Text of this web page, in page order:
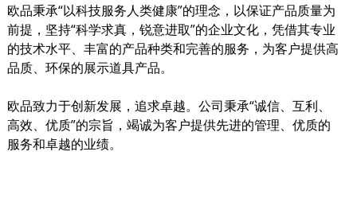
欧品秉承“以科技服务人类健康”的理念，以保证产品质量为
前提，坚持“科学求真，锐意进取”的企业文化，凭借其专业
的技术水平、丰富的产品种类和完善的服务，为客户提供高
品质、环保的展示道具产品。
欧品致力于创新发展，追求卓越。公司秉承“诚信、互利、
高效、优质”的宗旨，竭诚为客户提供先进的管理、优质的
服务和卓越的业绩。